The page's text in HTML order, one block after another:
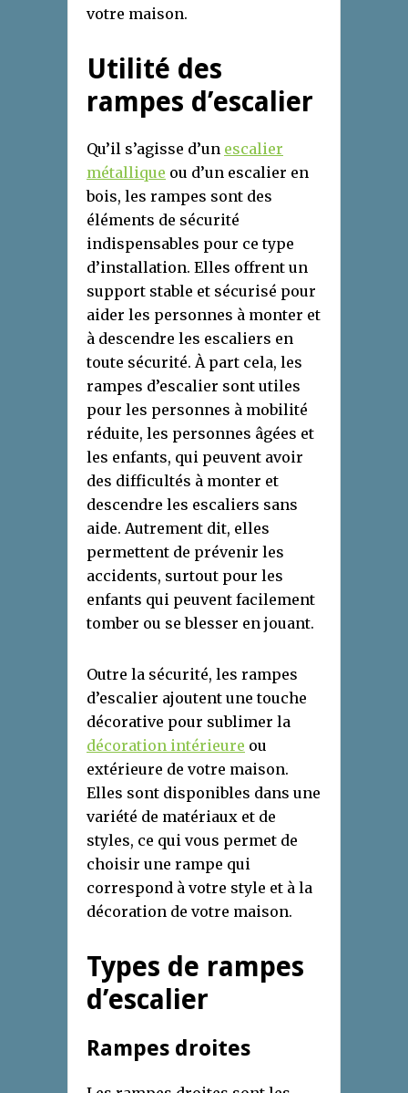
votre maison.
Utilité des
rampes d’escalier
Qu’il s’agisse d’un escalier
métallique ou d’un escalier en
bois, les rampes sont des
éléments de sécurité
indispensables pour ce type
d’installation. Elles offrent un
support stable et sécurisé pour
aider les personnes à monter et
à descendre les escaliers en
toute sécurité. À part cela, les
rampes d’escalier sont utiles
pour les personnes à mobilité
réduite, les personnes âgées et
les enfants, qui peuvent avoir
des difficultés à monter et
descendre les escaliers sans
aide. Autrement dit, elles
permettent de prévenir les
accidents, surtout pour les
enfants qui peuvent facilement
tomber ou se blesser en jouant.
Outre la sécurité, les rampes
d’escalier ajoutent une touche
décorative pour sublimer la
décoration intérieure ou
extérieure de votre maison.
Elles sont disponibles dans une
variété de matériaux et de
styles, ce qui vous permet de
choisir une rampe qui
correspond à votre style et à la
décoration de votre maison.
Types de rampes
d’escalier
Rampes droites